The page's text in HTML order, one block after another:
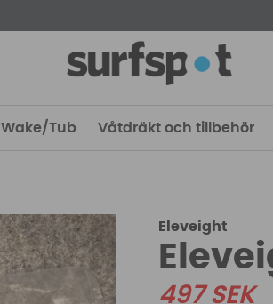
Wake/Tub Våtdräkt och tillbehör
Eleveight
497SEK